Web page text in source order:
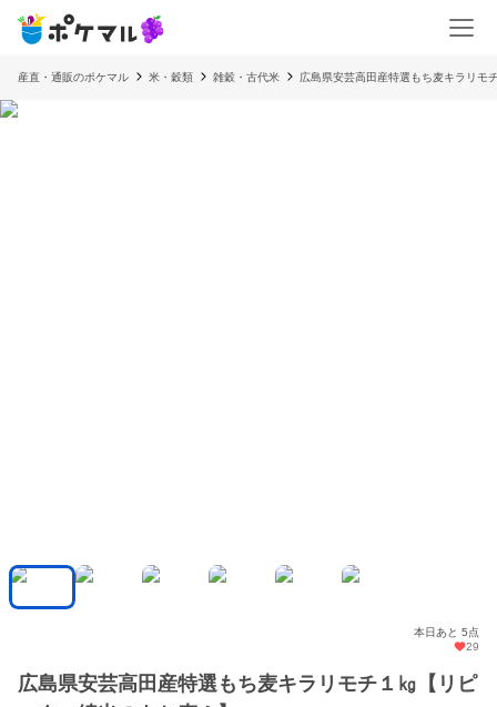
産直・通販のポケマル 米・穀類 雑穀・古代米 広島県安芸高田産特選もち麦キラリモ
本日あと 5点
29
広島県安芸高田産特選もち麦キラリモチ１㎏【リピ